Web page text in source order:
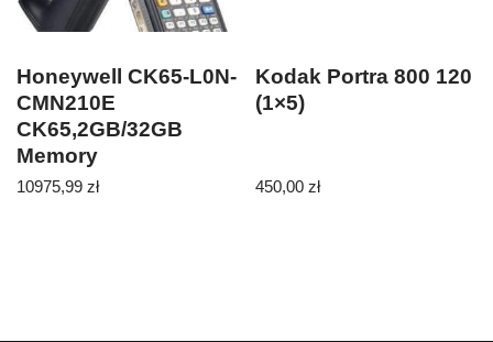
Honeywell CK65-L0N-
CMN210E
CK65,2GB/32GB
Memory
(CK65L0NCMN210E)
10975,99 zł
Kodak Portra 800 120
(1×5)
450,00zł